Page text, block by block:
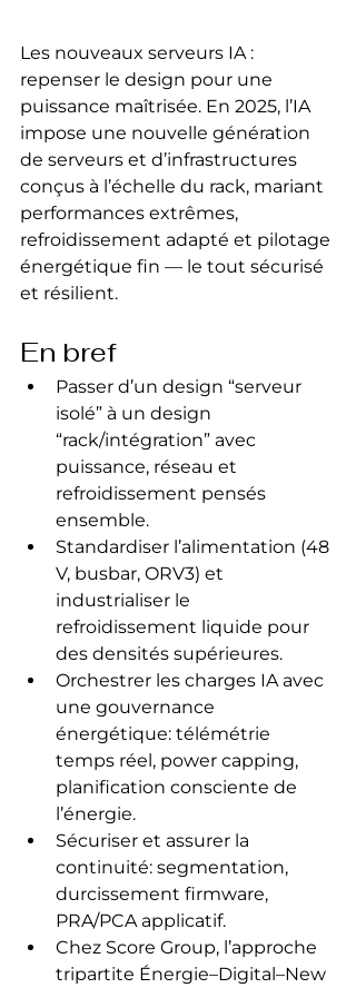
Les nouveaux serveurs IA :
repenser le design pour une
puissance maîtrisée. En 2025, l’IA
impose une nouvelle génération
de serveurs et d’infrastructures
conçus à l’échelle du rack, mariant
performances extrêmes,
refroidissement adapté et pilotage
énergétique fin — le tout sécurisé
et résilient.
En bref
Passer d’un design “serveur
isolé” à un design
“rack/intégration” avec
puissance, réseau et
refroidissement pensés
ensemble.
Standardiser l’alimentation (48
V, busbar, ORV3) et
industrialiser le
refroidissement liquide pour
des densités supérieures.
Orchestrer les charges IA avec
une gouvernance
énergétique: télémétrie
temps réel, power capping,
planification consciente de
l’énergie.
Sécuriser et assurer la
continuité: segmentation,
durcissement firmware,
PRA/PCA applicatif.
Chez Score Group, l’approche
tripartite Énergie–Digital–New